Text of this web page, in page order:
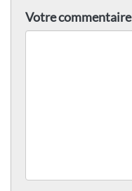
Votre commentaire